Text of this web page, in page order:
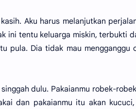
Aku harus melanjutkan
ini tentu keluarga miskin, terbukti
pula. Dia tidak mau mengganggu
dulu. Pakaianmu robek-
dan pakaianmu itu akan